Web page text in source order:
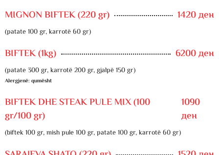
MIGNON BIFTEK (220 gr) 1420 ден
(patate 100 gr, karrotë 60 gr)
BIFTEK (1kg) 6200 ден
(patate 300 gr, karrotë 200 gr, gjalpë 150 gr)
Alergjenë: qumësht
BIFTEK DHE STEAK PULE MIX (100
gr/100 gr)
1090
ден
(biftek 100 gr, mish pule 100 gr, patate 100 gr, karrotë 60 gr)